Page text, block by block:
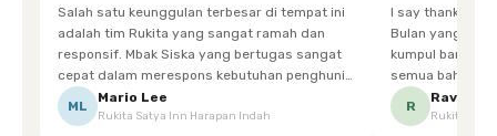
Salah satu keunggulan terbesar di tempat ini
adalah tim Rukita yang sangat ramah dan
responsif. Mbak Siska yang bertugas sangat
cepat dalam merespons kebutuhan penghuni.
Ketika saya meminta keset karena sempat
terpeleset, permintaan tersebut langsung
ML
Mario Lee
Rukita Satya Inn Harapan Indah
I say thankyou
Bulan yang super happy! banyak
kumpul bareng
semua bahagia
mgkn saran dari air aja & kebersihan lebih di
R
Ravena
Rukita